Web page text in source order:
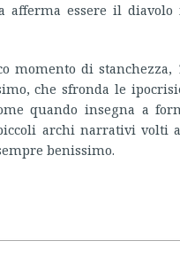
afferma essere il
momento di stanchezza,
che sfronda le
quando insegna a
archi narrativi volti
benissimo.